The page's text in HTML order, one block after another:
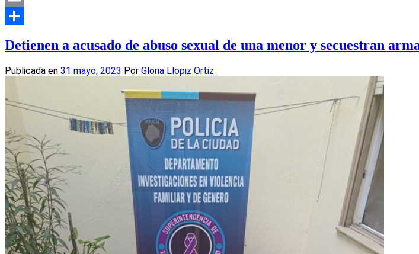
Email
Detienen a acusado de abuso sexual de una menor y secuestran
Publicada en 31 mayo, 2023 Por Gloria Llopiz Ortiz